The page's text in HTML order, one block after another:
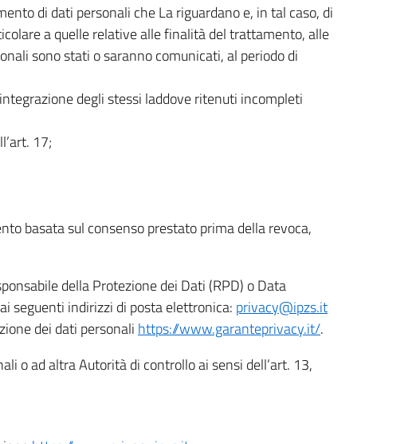
di dati personali che La riguardano e, in tal caso, di
a quelle relative alle finalità del trattamento, alle
sono stati o saranno comunicati, al periodo di
degli stessi laddove ritenuti incompleti
17;
basata sul consenso prestato prima della revoca,
della Protezione dei Dati (RPD) o Data
seguenti indirizzi di posta elettronica: privacy@ipzs.it
dei dati personali https://www.garanteprivacy.it/.
o ad altra Autorità di controllo ai sensi dell’art. 13,